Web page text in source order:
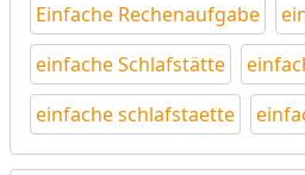
Einfache Rechenaufgabe
einfache Schlafstätte
einfache schlafstaette